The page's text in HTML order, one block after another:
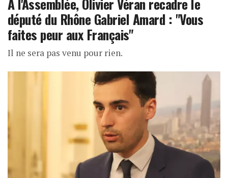
député du Rhône Gabriel Amard : "Vous
faites peur aux Français"
Il ne sera pas venu pour rien.